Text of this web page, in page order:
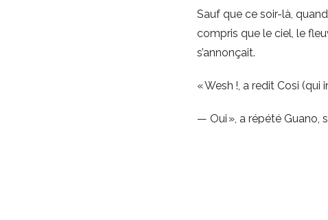
Sauf que ce soir-là, quand
compris que le ciel, le
s’annonçait.
« Wesh !, a redit Cosi (qui
— Oui », a répété Guano,